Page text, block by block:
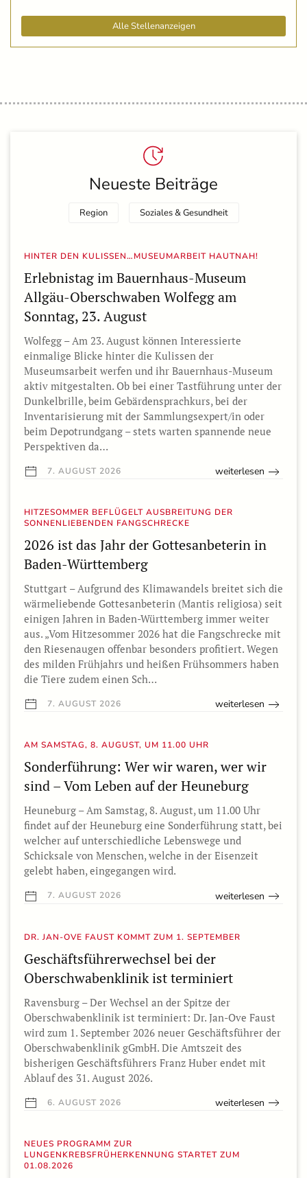
Alle Stellenanzeigen
Neueste Beiträge
Region Soziales & Gesundheit
HINTER DEN KULISSEN…MUSEUMARBEIT HAUTNAH!
Erlebnistag im Bauernhaus-Museum
Allgäu-Oberschwaben Wolfegg am
Sonntag, 23. August
Wolfegg – Am 23. August können Interessierte
einmalige Blicke hinter die Kulissen der
Museumsarbeit werfen und ihr Bauernhaus-Museum
aktiv mitgestalten. Ob bei einer Tastführung unter der
Dunkelbrille, beim Gebärdensprachkurs, bei der
Inventarisierung mit der Sammlungsexpert/in oder
beim Depotrundgang – stets warten spannende neue
Perspektiven da…
7. AUGUST 2026 weiterlesen
HITZESOMMER BEFLÜGELT AUSBREITUNG DER
SONNENLIEBENDEN FANGSCHRECKE
2026 ist das Jahr der Gottesanbeterin in
Baden-Württemberg
Stuttgart – Aufgrund des Klimawandels breitet sich die
wärmeliebende Gottesanbeterin (Mantis religiosa) seit
einigen Jahren in Baden-Württemberg immer weiter
aus. „Vom Hitzesommer 2026 hat die Fangschrecke mit
den Riesenaugen offenbar besonders profitiert. Wegen
des milden Frühjahrs und heißen Frühsommers haben
die Tiere zudem einen Sch…
7. AUGUST 2026 weiterlesen
AM SAMSTAG, 8. AUGUST, UM 11.00 UHR
Sonderführung: Wer wir waren, wer wir
sind – Vom Leben auf der Heuneburg
Heuneburg – Am Samstag, 8. August, um 11.00 Uhr
findet auf der Heuneburg eine Sonderführung statt, bei
welcher auf unterschiedliche Lebenswege und
Schicksale von Menschen, welche in der Eisenzeit
gelebt haben, eingegangen wird.
7. AUGUST 2026 weiterlesen
DR. JAN-OVE FAUST KOMMT ZUM 1. SEPTEMBER
Geschäftsführerwechsel bei der
Oberschwabenklinik ist terminiert
Ravensburg – Der Wechsel an der Spitze der
Oberschwabenklinik ist terminiert: Dr. Jan-Ove Faust
wird zum 1. September 2026 neuer Geschäftsführer der
Oberschwabenklinik gGmbH. Die Amtszeit des
bisherigen Geschäftsführers Franz Huber endet mit
Ablauf des 31. August 2026.
6. AUGUST 2026 weiterlesen
NEUES PROGRAMM ZUR
LUNGENKREBSFRÜHERKENNUNG STARTET ZUM
01.08.2026